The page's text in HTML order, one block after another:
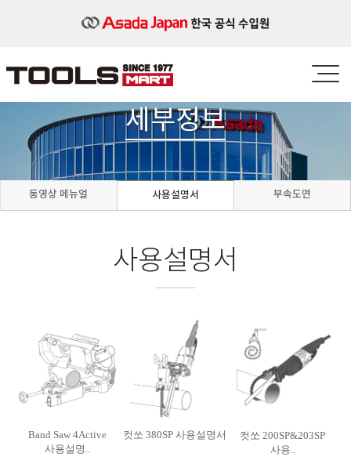
세부정보
동영상 메뉴얼 사용설명서 부속도면
사용설명서
Band Saw 4Active
사용설명..
컷쏘 380SP 사용설명서
컷쏘 200SP&203SP
사용..